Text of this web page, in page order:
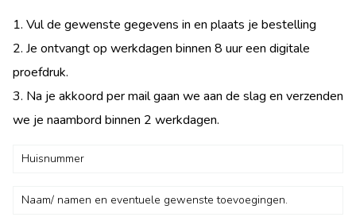
1. Vul de gewenste gegevens in en plaats je bestelling
2. Je ontvangt op werkdagen binnen 8 uur een digitale
proefdruk.
3. Na je akkoord per mail gaan we aan de slag en verzenden
we je naambord binnen 2 werkdagen.